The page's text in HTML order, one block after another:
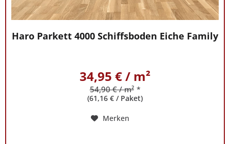
Haro Parkett 4000 Schiffsboden Eiche Family
34,95 € / m²
54,90 € / m² *
(61,16 € / Paket)
Merken